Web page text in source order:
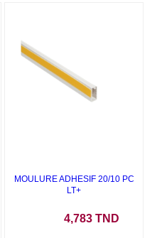
MOULURE ADHESIF 20/10 PC
LT+
4,783 TND